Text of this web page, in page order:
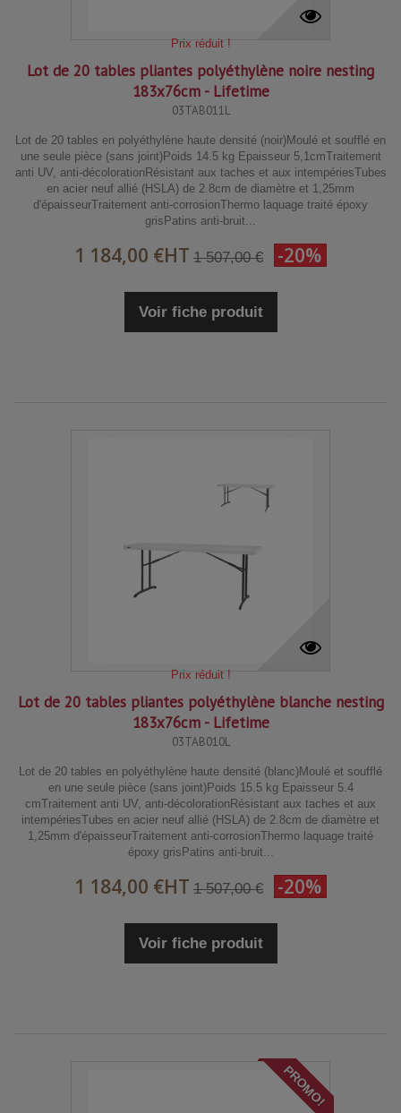
Prix réduit !
Lot de 20 tables pliantes polyéthylène noire nesting
183x76cm - Lifetime
03TAB011L
Lot de 20 tables en polyéthylène haute densité (noir)Moulé et soufflé en
une seule pièce (sans joint)Poids 14.5 kg Epaisseur 5,1cmTraitement
anti UV, anti-décolorationRésistant aux taches et aux intempériesTubes
en acier neuf allié (HSLA) de 2.8cm de diamètre et 1,25mm
d'épaisseurTraitement anti-corrosionThermo laquage traité époxy
grisPatins anti-bruit...
1 184,00 €HT 1 507,00 € -20%
Voir fiche produit
Prix réduit !
Lot de 20 tables pliantes polyéthylène blanche nesting
183x76cm - Lifetime
03TAB010L
Lot de 20 tables en polyéthylène haute densité (blanc)Moulé et soufflé
en une seule pièce (sans joint)Poids 15.5 kg Epaisseur 5.4
cmTraitement anti UV, anti-décolorationRésistant aux taches et aux
intempériesTubes en acier neuf allié (HSLA) de 2.8cm de diamètre et
1,25mm d'épaisseurTraitement anti-corrosionThermo laquage traité
époxy grisPatins anti-bruit...
1 184,00 €HT 1 507,00 € -20%
Voir fiche produit
PROMO!